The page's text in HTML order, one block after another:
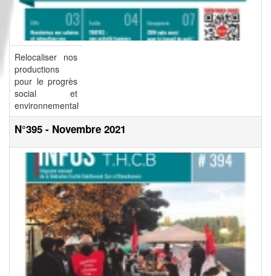
Relocaliser nos
productions
pour le progrès
social et
environnemental
N°395 - Novembre 2021